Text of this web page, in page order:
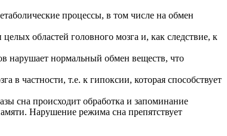
процессы, в том числе на обмен
областей головного мозга и, как следствие, к
нарушает нормальный обмен веществ, что
в частности, т.е. к гипоксии, которая способствует
сна происходит обработка и запоминание
Нарушение режима сна препятствует